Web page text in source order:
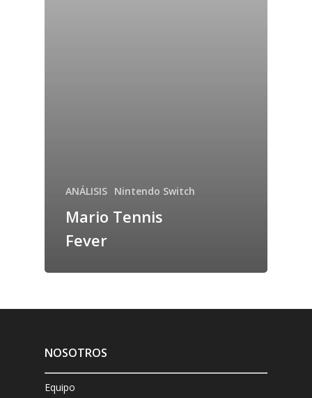
ANÁLISIS Nintendo Switch
Mario Tennis
Fever
NOSOTROS
Equipo